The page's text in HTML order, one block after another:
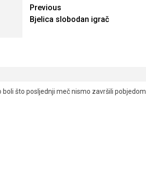
Continue
Reading
Previous
Bjelica slobodan igrač
što posljednji meč nismo završili pobjedom